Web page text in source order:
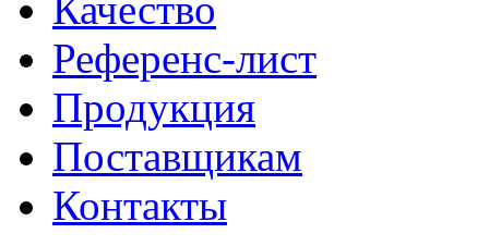
Референс-лист
Продукция
Поставщикам
Контакты